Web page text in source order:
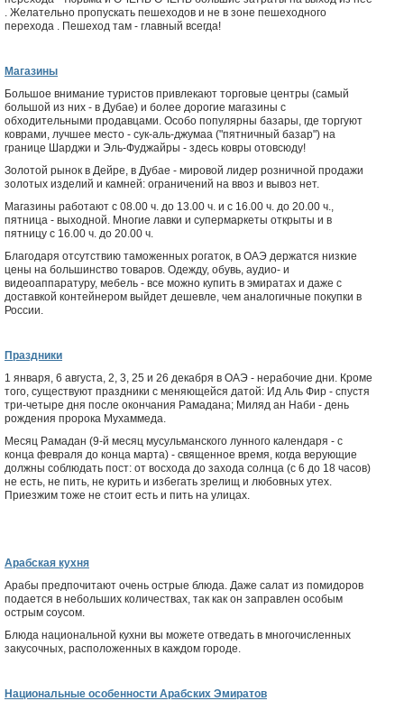
. Желательно пропускать пешеходов и не в зоне пешеходного
перехода . Пешеход там - главный всегда!
Магазины
Большое внимание туристов привлекают торговые центры (самый
большой из них - в Дубае) и более дорогие магазины с
обходительными продавцами. Особо популярны базары, где торгуют
коврами, лучшее место - сук-аль-джумаа ("пятничный базар") на
границе Шарджи и Эль-Фуджайры - здесь ковры отовсюду!
Золотой рынок в Дейре, в Дубае - мировой лидер розничной продажи
золотых изделий и камней: ограничений на ввоз и вывоз нет.
Магазины работают с 08.00 ч. до 13.00 ч. и с 16.00 ч. до 20.00 ч.,
пятница - выходной. Многие лавки и супермаркеты открыты и в
пятницу с 16.00 ч. до 20.00 ч.
Благодаря отсутствию таможенных рогаток, в ОАЭ держатся низкие
цены на большинство товаров. Одежду, обувь, аудио- и
видеоаппаратуру, мебель - все можно купить в эмиратах и даже с
доставкой контейнером выйдет дешевле, чем аналогичные покупки в
России.
Праздники
1 января, 6 августа, 2, 3, 25 и 26 декабря в ОАЭ - нерабочие дни. Кроме
того, существуют праздники с меняющейся датой: Ид Аль Фир - спустя
три-четыре дня после окончания Рамадана; Миляд ан Наби - день
рождения пророка Мухаммеда.
Месяц Рамадан (9-й месяц мусульманского лунного календаря - с
конца февраля до конца марта) - священное время, когда верующие
должны соблюдать пост: от восхода до захода солнца (с 6 до 18 часов)
не есть, не пить, не курить и избегать зрелищ и любовных утех.
Приезжим тоже не стоит есть и пить на улицах.
Арабская кухня
Арабы предпочитают очень острые блюда. Даже салат из помидоров
подается в небольших количествах, так как он заправлен особым
острым соусом.
Блюда национальной кухни вы можете отведать в многочисленных
закусочных, расположенных в каждом городе.
Национальные особенности Арабских Эмиратов